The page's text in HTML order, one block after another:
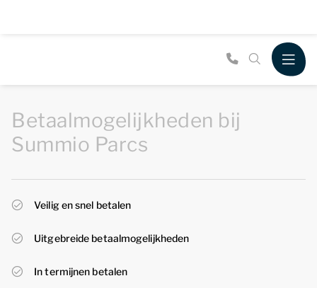
Betaalmogelijkheden bij
Summio Parcs
Veilig en snel betalen
Uitgebreide betaalmogelijkheden
In termijnen betalen